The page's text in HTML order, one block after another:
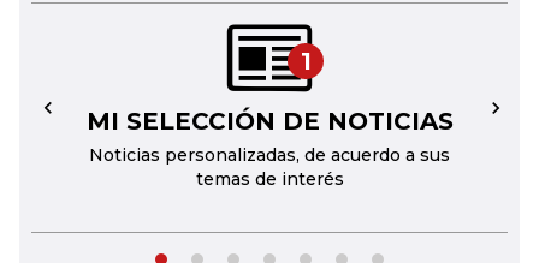
1
MI SELECCIÓN DE NOTICIAS
Noticias personalizadas, de acuerdo a sus
temas de interés
← →